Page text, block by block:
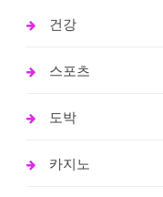
건강
스포츠
도박
카지노